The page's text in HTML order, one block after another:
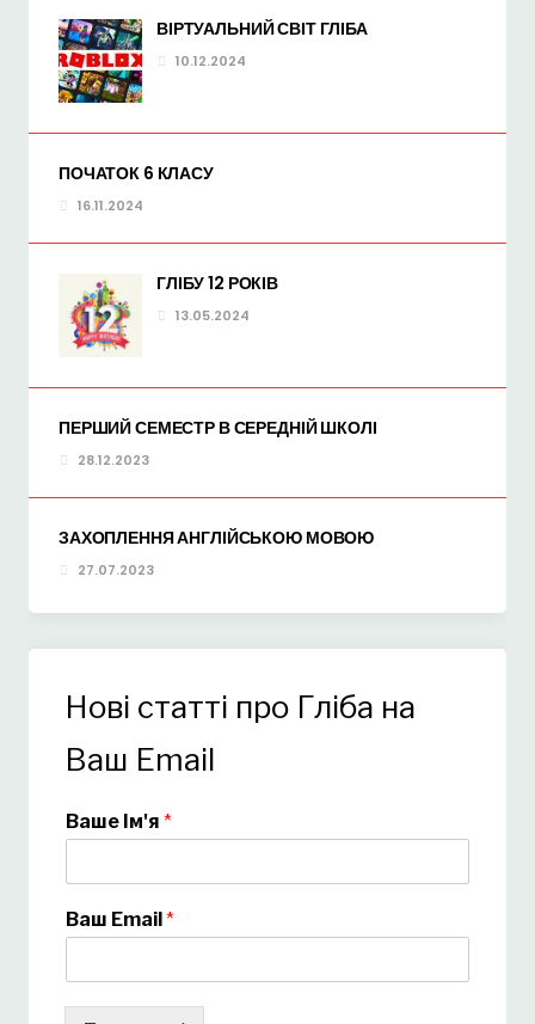
ВІРТУАЛЬНИЙ СВІТ ГЛІБА
10.12.2024
ПОЧАТОК 6 КЛАСУ
16.11.2024
ГЛІБУ 12 РОКІВ
13.05.2024
ПЕРШИЙ СЕМЕСТР В СЕРЕДНІЙ ШКОЛІ
28.12.2023
ЗАХОПЛЕННЯ АНГЛІЙСЬКОЮ МОВОЮ
27.07.2023
Нові статті про Гліба на
Ваш Email
Ваше Ім'я *
Ваш Email*